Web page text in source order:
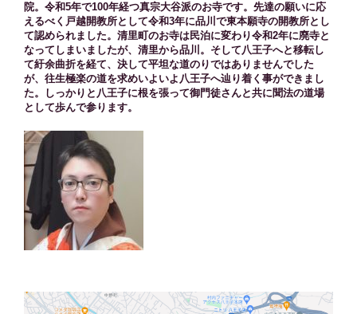
院。令和5年で100年経つ真宗大谷派のお寺です。先達の願いに応
えるべく戸越開教所として令和3年に品川で東本願寺の開教所とし
て認められました。清里町のお寺は民泊に変わり令和2年に廃寺と
なってしまいましたが、清里から品川。そして八王子へと移転し
て紆余曲折を経て、決して平坦な道のりではありませんでした
が、往生極楽の道を求めいよいよ八王子へ辿り着く事ができまし
た。しっかりと八王子に根を張って御門徒さんと共に聞法の道場
として歩んで参ります。